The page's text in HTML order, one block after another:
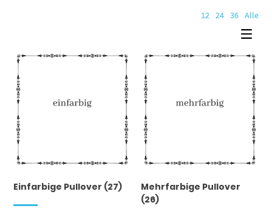
12 24 36 Alle
Einfarbige Pullover (27)
Mehrfarbige Pullover
(26)